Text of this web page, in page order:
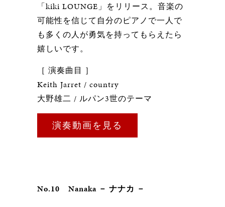
「kiki LOUNGE」をリリース。音楽の
可能性を信じて自分のピアノで一人で
も多くの人が勇気を持ってもらえたら
嬉しいです。
［ 演奏曲目 ］
Keith Jarret / country
大野雄二 / ルパン3世のテーマ
演奏動画を見る
No.10 Nanaka － ナナカ －